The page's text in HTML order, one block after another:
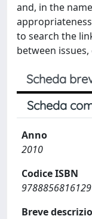
and, in the
to search the
between
Scheda
Scheda
Anno
2010
Codice ISBN
9788856816129
Breve